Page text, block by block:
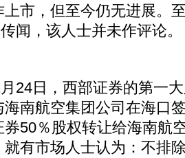
市，但至今仍无进展。
闻，该人士并未作评论。
日，西部证券的第一大
南航空集团公司在海口
50％股权转让给海南航
有市场人士认为：不排